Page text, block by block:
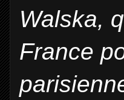
Walska,
France